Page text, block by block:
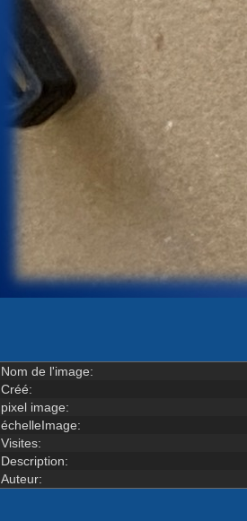
Nom de l'image:
Créé:
pixel image:
échelleImage:
Visites:
Description:
Auteur: